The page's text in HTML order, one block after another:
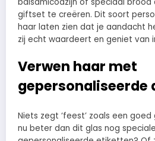
giftset te creëren. Dit soort
haar laten zien dat je aandacht
zij echt waardeert en geniet van
Verwen haar met
gepersonaliseerde
Niets zegt ‘feest’ zoals een
nu beter dan dit glas nog